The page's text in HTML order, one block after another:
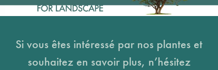
Si vous êtes intéressé par nos plantes et
souhaitez en savoir plus, n’hésitez